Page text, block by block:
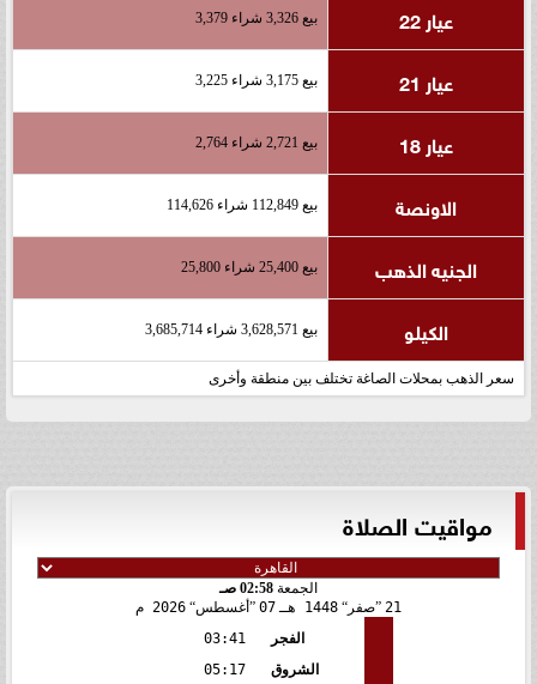
عيار 22 بيع 3,326 شراء 3,379
عيار 21 بيع 3,175 شراء 3,225
عيار 18 بيع 2,721 شراء 2,764
الاونصة بيع 112,849 شراء 114,626
الجنيه الذهب بيع 25,400 شراء 25,800
الكيلو بيع 3,628,571 شراء 3,685,714
سعر الذهب بمحلات الصاغة تختلف بين منطقة وأخرى
مواقيت الصلاة
الجمعة 02:58 صـ
21
صفر 1448 هـ 07 أغسطس 2026 م
الفجر
03:41
الشروق
05:17